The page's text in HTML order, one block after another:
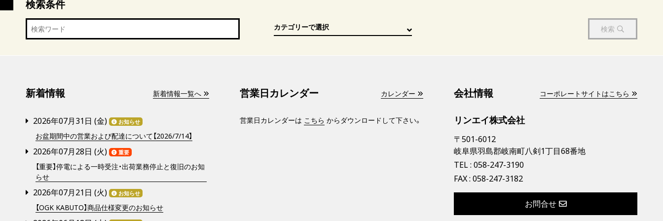
検索条件
検索
新着情報 新着情報一覧へ
2026年07月31日 (金) お知らせ
お盆期間中の営業および配達について【2026/7/14】
2026年07月28日 (火) 重要
【重要】停電による一時受注・出荷業務停止と復旧のお知
らせ
2026年07月21日 (火) お知らせ
【OGK KABUTO】商品仕様変更のお知らせ
営業日カレンダー カレンダー
営業日カレンダーは こちら からダウンロードして下さい。
会社情報 コーポレートサイトはこちら
リンエイ株式会社
〒501-6012
岐阜県羽島郡岐南町八剣1丁目68番地
TEL : 058-247-3190
FAX : 058-247-3182
お問合せ